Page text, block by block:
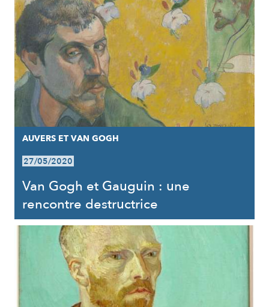
AUVERS ET VAN GOGH
27/05/2020
Van Gogh et Gauguin : une
rencontre destructrice